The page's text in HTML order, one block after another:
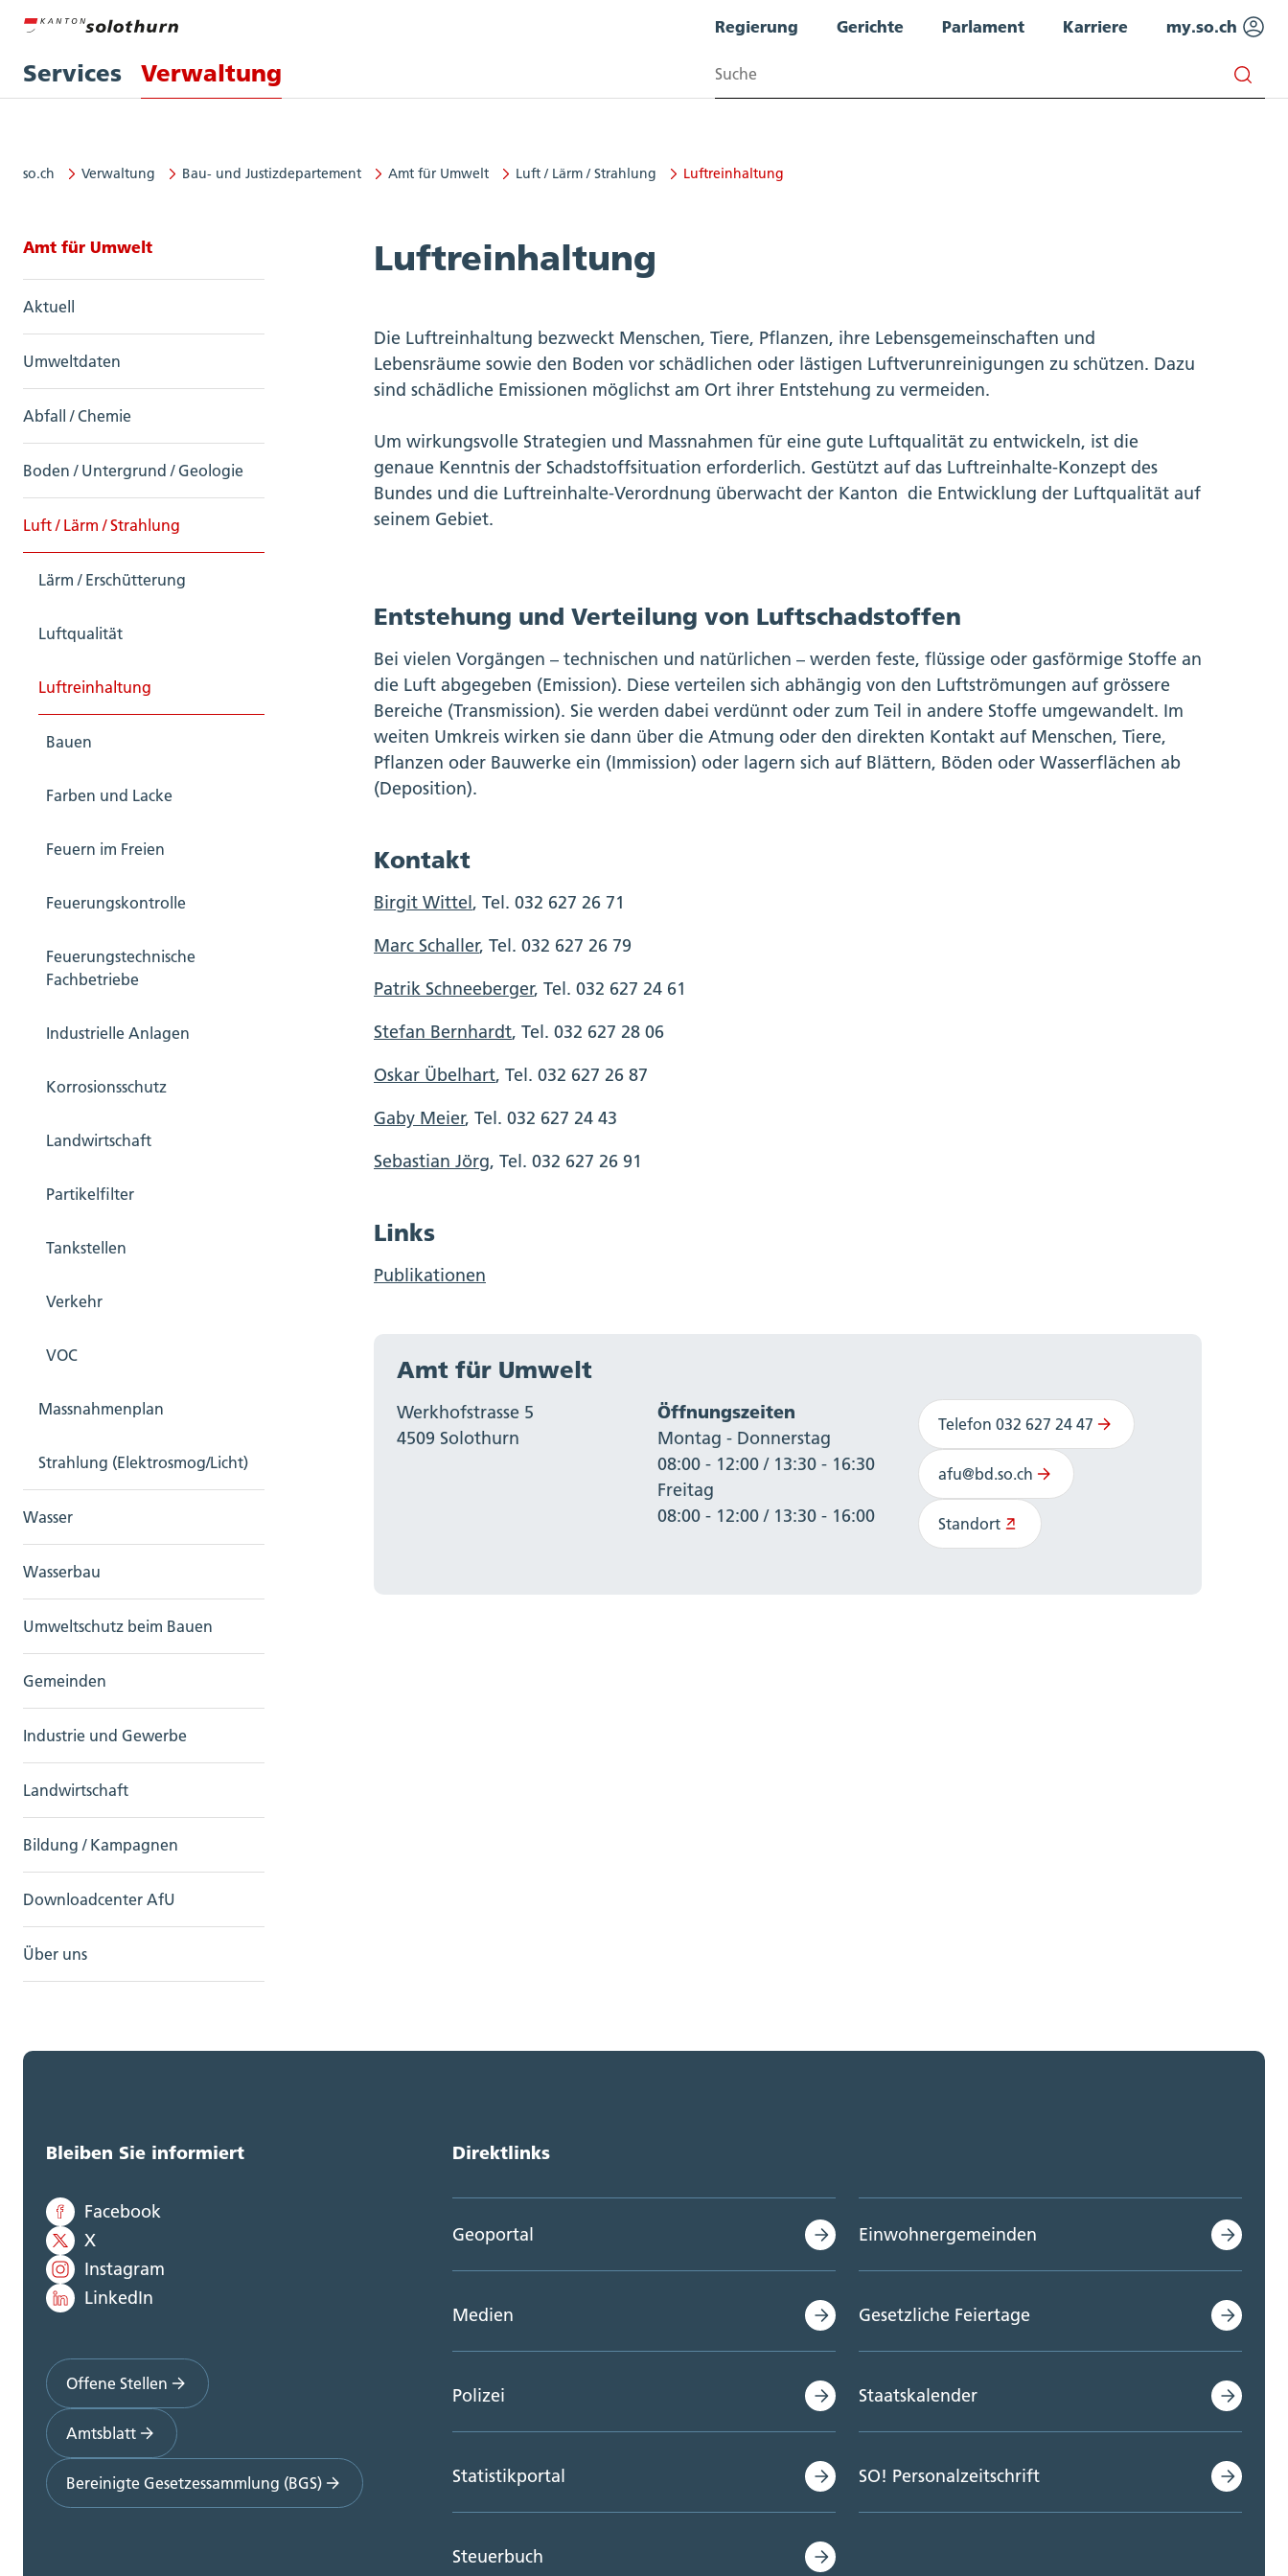
Services Verwaltung
Regierung Gerichte Parlament Karriere my.so.ch
Suchen
so.ch Verwaltung Bau- und Justizdepartement Amt für Umwelt Luft / Lärm / Strahlung Luftreinhaltung
Seitennavigation: Amt für Umwelt
Amt für Umwelt
Aktuell
Umweltdaten
Abfall / Chemie
Boden / Untergrund / Geologie
Luft / Lärm / Strahlung
Lärm / Erschütterung
Luftqualität
Luftreinhaltung
Bauen
Farben und Lacke
Feuern im Freien
Feuerungskontrolle
Feuerungstechnische
Fachbetriebe
Industrielle Anlagen
Korrosionsschutz
Landwirtschaft
Partikelfilter
Tankstellen
Verkehr
VOC
Massnahmenplan
Strahlung (Elektrosmog/Licht)
Wasser
Wasserbau
Umweltschutz beim Bauen
Gemeinden
Industrie und Gewerbe
Landwirtschaft
Bildung / Kampagnen
Downloadcenter AfU
Über uns
Luftreinhaltung
Die Luftreinhaltung bezweckt Menschen, Tiere, Pflanzen, ihre Lebensgemeinschaften und
Lebensräume sowie den Boden vor schädlichen oder lästigen Luftverunreinigungen zu schützen. Dazu
sind schädliche Emissionen möglichst am Ort ihrer Entstehung zu vermeiden.
Um wirkungsvolle Strategien und Massnahmen für eine gute Luftqualität zu entwickeln, ist die
genaue Kenntnis der Schadstoffsituation erforderlich. Gestützt auf das Luftreinhalte-Konzept des
Bundes und die Luftreinhalte-Verordnung überwacht der Kanton die Entwicklung der Luftqualität auf
seinem Gebiet.
Entstehung und Verteilung von Luftschadstoffen
Bei vielen Vorgängen – technischen und natürlichen – werden feste, flüssige oder gasförmige Stoffe an
die Luft abgegeben (Emission). Diese verteilen sich abhängig von den Luftströmungen auf grössere
Bereiche (Transmission). Sie werden dabei verdünnt oder zum Teil in andere Stoffe umgewandelt. Im
weiten Umkreis wirken sie dann über die Atmung oder den direkten Kontakt auf Menschen, Tiere,
Pflanzen oder Bauwerke ein (Immission) oder lagern sich auf Blättern, Böden oder Wasserflächen ab
(Deposition).
Kontakt
Birgit Wittel, Tel. 032 627 26 71
Marc Schaller, Tel. 032 627 26 79
Patrik Schneeberger, Tel. 032 627 24 61
Stefan Bernhardt, Tel. 032 627 28 06
Oskar Übelhart, Tel. 032 627 26 87
Gaby Meier, Tel. 032 627 24 43
Sebastian Jörg, Tel. 032 627 26 91
Links
Publikationen
Amt für Umwelt
Werkhofstrasse 5
4509 Solothurn
Öffnungszeiten
Montag - Donnerstag
08:00 - 12:00 / 13:30 - 16:30
Freitag
08:00 - 12:00 / 13:30 - 16:00
Telefon 032 627 24 47
afu@bd.so.ch
Standort
Bleiben Sie informiert
Facebook
X
Instagram
LinkedIn
Offene Stellen
Amtsblatt
Bereinigte Gesetzessammlung (BGS)
Direktlinks
Geoportal
Medien
Polizei
Statistikportal
Steuerbuch
Einwohnergemeinden
Gesetzliche Feiertage
Staatskalender
SO! Personalzeitschrift